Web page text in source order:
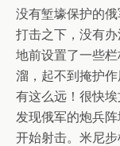
没有堑壕保护的
打击之下，没有
地前设置了一些
溜，起不到掩护
有这么远！很快
发现俄军的炮兵
开始射击。米尼